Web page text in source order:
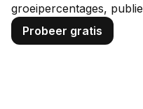
groeipercentages,
Probeer gratis